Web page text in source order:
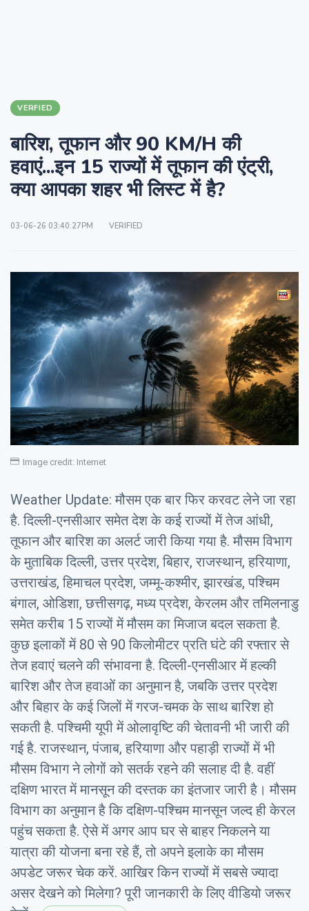
VERFIED
बारिश, तूफान और 90 KM/H की
हवाएं...इन 15 राज्यों में तूफान की एंट्री,
क्या आपका शहर भी लिस्ट में है?
03-06-26 03:40:27PM VERIFIED
Image credit: Internet
Weather Update: मौसम एक बार फिर करवट लेने जा रहा
है. दिल्ली-एनसीआर समेत देश के कई राज्यों में तेज आंधी,
तूफान और बारिश का अलर्ट जारी किया गया है. मौसम विभाग
के मुताबिक दिल्ली, उत्तर प्रदेश, बिहार, राजस्थान, हरियाणा,
उत्तराखंड, हिमाचल प्रदेश, जम्मू-कश्मीर, झारखंड, पश्चिम
बंगाल, ओडिशा, छत्तीसगढ़, मध्य प्रदेश, केरलम और तमिलनाडु
समेत करीब 15 राज्यों में मौसम का मिजाज बदल सकता है.
कुछ इलाकों में 80 से 90 किलोमीटर प्रति घंटे की रफ्तार से
तेज हवाएं चलने की संभावना है. दिल्ली-एनसीआर में हल्की
बारिश और तेज हवाओं का अनुमान है, जबकि उत्तर प्रदेश
और बिहार के कई जिलों में गरज-चमक के साथ बारिश हो
सकती है. पश्चिमी यूपी में ओलावृष्टि की चेतावनी भी जारी की
गई है. राजस्थान, पंजाब, हरियाणा और पहाड़ी राज्यों में भी
मौसम विभाग ने लोगों को सतर्क रहने की सलाह दी है. वहीं
दक्षिण भारत में मानसून की दस्तक का इंतजार जारी है। मौसम
विभाग का अनुमान है कि दक्षिण-पश्चिम मानसून जल्द ही केरल
पहुंच सकता है. ऐसे में अगर आप घर से बाहर निकलने या
यात्रा की योजना बना रहे हैं, तो अपने इलाके का मौसम
अपडेट जरूर चेक करें. आखिर किन राज्यों में सबसे ज्यादा
असर देखने को मिलेगा? पूरी जानकारी के लिए वीडियो जरूर